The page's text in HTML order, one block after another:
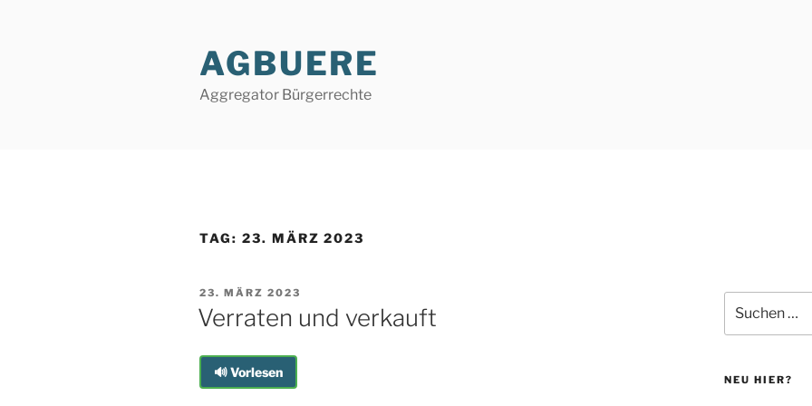
AGBUERE
Aggregator Bürgerrechte
TAG: 23. MÄRZ 2023
VERÖFFENTLICHT
AM
23. MÄRZ 2023
Verraten und verkauft
🔊 Vorlesen
nach:
NEU HIER?